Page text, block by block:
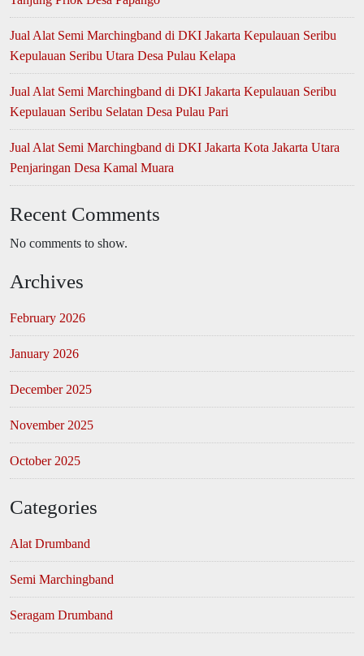
Jual Alat Semi Marchingband di DKI Jakarta Kepulauan Seribu
Kepulauan Seribu Utara Desa Pulau Kelapa
Jual Alat Semi Marchingband di DKI Jakarta Kepulauan Seribu
Kepulauan Seribu Selatan Desa Pulau Pari
Jual Alat Semi Marchingband di DKI Jakarta Kota Jakarta Utara
Penjaringan Desa Kamal Muara
Recent Comments
No comments to show.
Archives
February 2026
January 2026
December 2025
November 2025
October 2025
Categories
Alat Drumband
Semi Marchingband
Seragam Drumband